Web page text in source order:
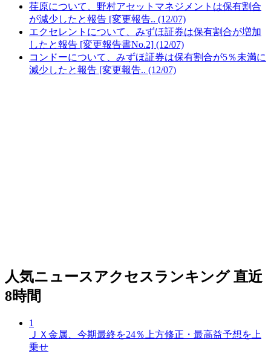
荏原について、野村アセットマネジメントは保有割合
が減少したと報告 [変更報告.. (12/07)
エクセレントについて、みずほ証券は保有割合が増加
したと報告 [変更報告書No.2] (12/07)
コンドーについて、みずほ証券は保有割合が5％未満に
減少したと報告 [変更報告.. (12/07)
人気ニュースアクセスランキング 直近
8時間
1
ＪＸ金属、今期最終を24％上方修正・最高益予想を上
乗せ